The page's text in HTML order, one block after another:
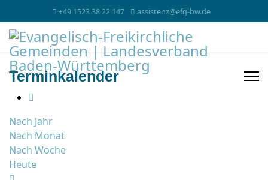
+49 1523 38 22 147 assistenz@efg-bw.de
Terminkalender
Nach Jahr
Nach Monat
Nach Woche
Heute